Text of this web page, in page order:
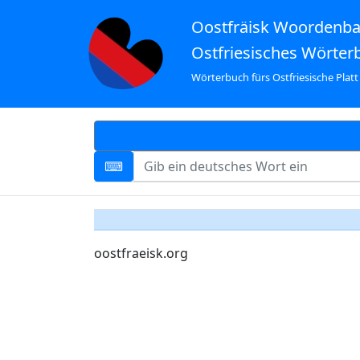
Oostfräisk
Ostfriesisches
Wörterbuch fürs Ostfriesische Platt
oostfraeisk.org